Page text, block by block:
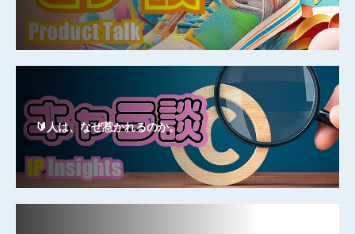
🔰人は、なぜ惹かれるのか。